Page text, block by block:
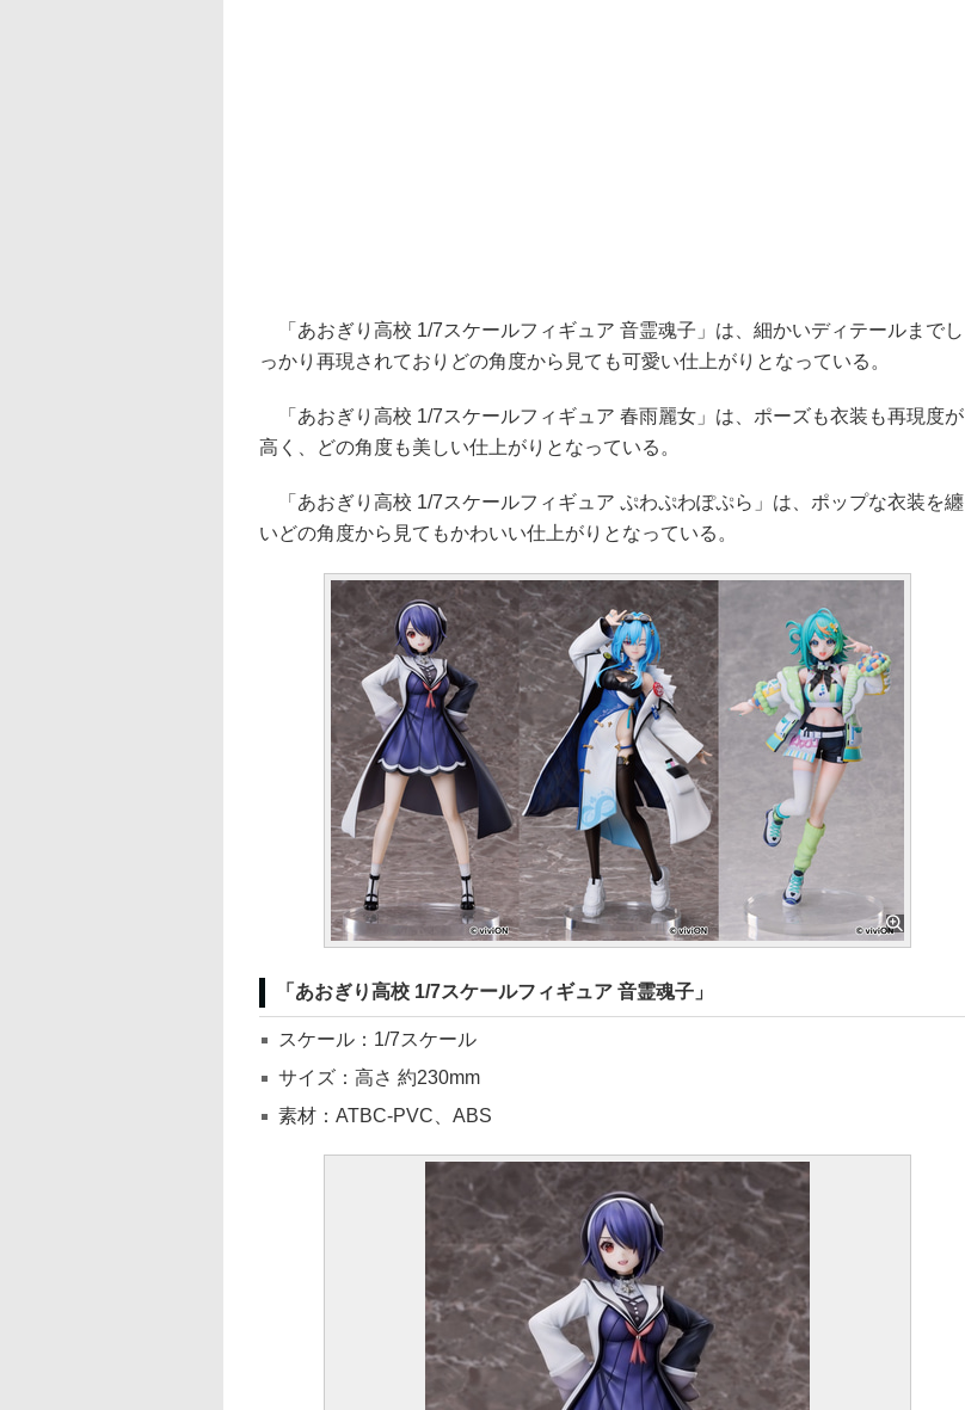
「あおぎり高校 1/7スケールフィギュア 音霊魂子」は、細かいディテールまでし
っかり再現されておりどの角度から見ても可愛い仕上がりとなっている。
「あおぎり高校 1/7スケールフィギュア 春雨麗女」は、ポーズも衣装も再現度が
高く、どの角度も美しい仕上がりとなっている。
「あおぎり高校 1/7スケールフィギュア ぷわぷわぽぷら」は、ポップな衣装を纏
いどの角度から見てもかわいい仕上がりとなっている。
「あおぎり高校 1/7スケールフィギュア 音霊魂子」
スケール：1/7スケール
サイズ：高さ 約230mm
素材：ATBC-PVC、ABS